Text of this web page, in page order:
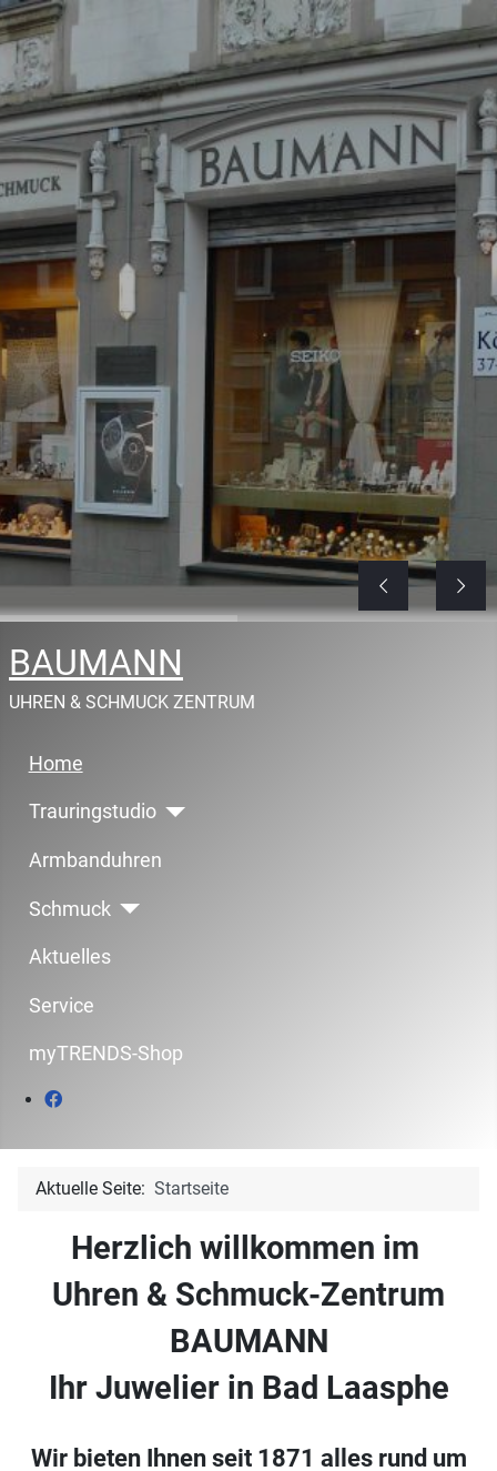
BAUMANN
UHREN & SCHMUCK ZENTRUM
Home
Trauringstudio
Armbanduhren
Schmuck
Aktuelles
Service
myTRENDS-Shop
Aktuelle Seite: Startseite
Herzlich willkommen im
Uhren & Schmuck-Zentrum
BAUMANN
Ihr Juwelier in Bad Laasphe
Wir bieten Ihnen seit 1871 alles rund um